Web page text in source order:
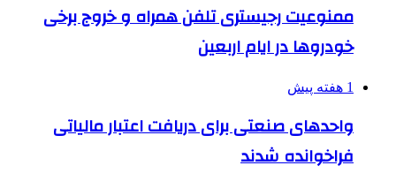
ممنوعیت رجیستری تلفن همراه و خروج برخی
خودروها در ایام اربعین
1 هفته پیش
واحدهای صنعتی برای دریافت اعتبار مالیاتی
فراخوانده شدند